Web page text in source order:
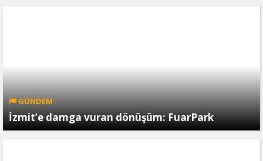
GÜNDEM
İzmit’e damga vuran dönüşüm: FuarPark